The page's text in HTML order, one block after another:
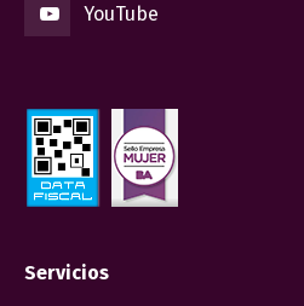
YouTube
Servicios